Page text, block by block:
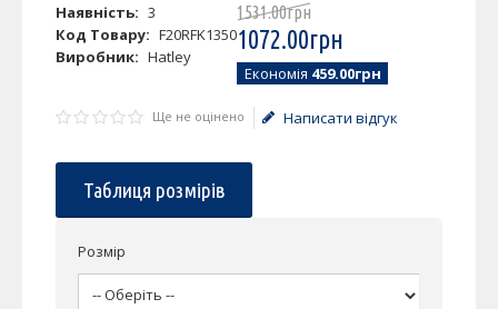
Наявність: 3
Код Товару: F20RFK1350
Виробник: Hatley
1531.00грн
1072.00грн
Економія 459.00грн
Ще не оцінено Написати відгук
Таблиця розмірів
Розмір